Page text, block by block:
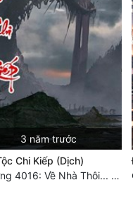
3 năm trước
Chi Kiếp (Dịch)
Chương 4016: Về Nhà Thôi... (Đại Kết Cục)